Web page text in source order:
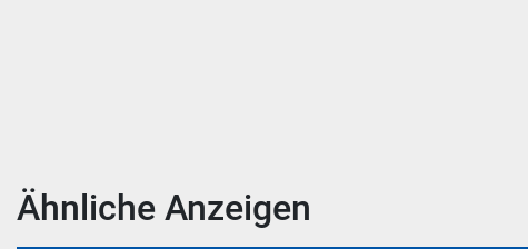
Ähnliche Anzeigen